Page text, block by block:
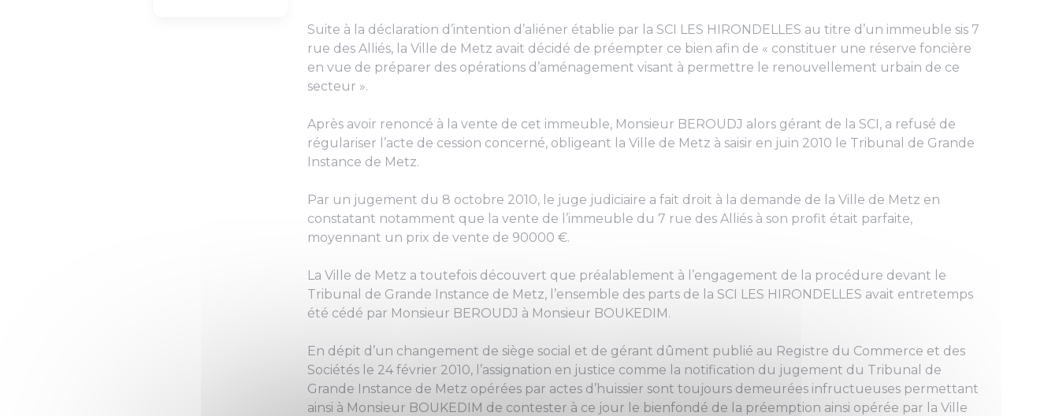
Suite à la déclaration d’intention d’aliéner établie par la SCI LES HIRONDELLES au titre d’un immeuble sis 7
rue des Alliés, la Ville de Metz avait décidé de préempter ce bien afin de « constituer une réserve foncière
en vue de préparer des opérations d’aménagement visant à permettre le renouvellement urbain de ce
secteur ».
Après avoir renoncé à la vente de cet immeuble, Monsieur BEROUDJ alors gérant de la SCI, a refusé de
régulariser l’acte de cession concerné, obligeant la Ville de Metz à saisir en juin 2010 le Tribunal de Grande
Instance de Metz.
Par un jugement du 8 octobre 2010, le juge judiciaire a fait droit à la demande de la Ville de Metz en
constatant notamment que la vente de l’immeuble du 7 rue des Alliés à son profit était parfaite,
moyennant un prix de vente de 90000 €.
La Ville de Metz a toutefois découvert que préalablement à l’engagement de la procédure devant le
Tribunal de Grande Instance de Metz, l’ensemble des parts de la SCI LES HIRONDELLES avait entretemps
été cédé par Monsieur BEROUDJ à Monsieur BOUKEDIM.
En dépit d’un changement de siège social et de gérant dûment publié au Registre du Commerce et des
Sociétés le 24 février 2010, l’assignation en justice comme la notification du jugement du Tribunal de
Grande Instance de Metz opérées par actes d’huissier sont toujours demeurées infructueuses permettant
ainsi à Monsieur BOUKEDIM de contester à ce jour le bienfondé de la préemption ainsi opérée par la Ville